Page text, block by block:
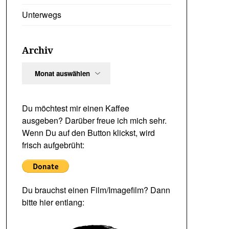
Unterwegs
Archiv
Du möchtest mir einen Kaffee
ausgeben? Darüber freue ich mich sehr.
Wenn Du auf den Button klickst, wird
frisch aufgebrüht:
Du brauchst einen Film/Imagefilm? Dann
bitte hier entlang: